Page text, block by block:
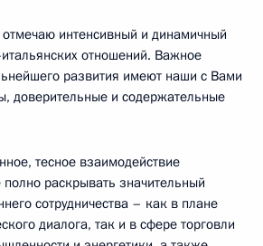
отмечаю интенсивный и динамичный
отношений. Важное
развития имеют наши с Вами
доверительные и содержательные
тесное взаимодействие
раскрывать значительный
сотрудничества – как в плане
диалога, так и в сфере торговли